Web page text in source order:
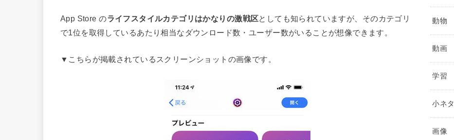
App Store のライフスタイルカテゴリはかなりの激戦区としても知られていますが、そのカテゴリ
で1位を取得しているあたり相当なダウンロード数・ユーザー数がいることが想像できます。
▼こちらが掲載されているスクリーンショットの画像です。
動物
動画
学習
小ネタ
画像